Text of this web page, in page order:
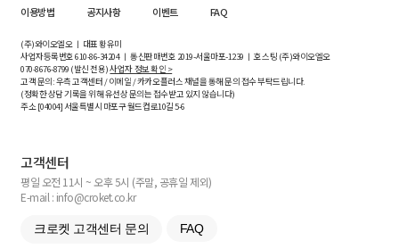
이용방법
공지사항 이벤트 FAQ
(주)와이오엘오 ㅣ 대표 황유미
사업자등록번호610-86-34204ㅣ 통신판매번호 2019-서울마포-1239 ㅣ 호스팅 (주)와이오엘오
070-8676-8799 (발신 전용)사업자 정보 확인 >
고객 문의: 우측 고객센터 / 이메일 / 카카오플러스 채널을 통해 문의 접수 부탁드립니다.
(정확한 상담 기록을 위해 유선상 문의는 접수받고 있지 않습니다)
주소 [04004] 서울특별시 마포구 월드컵로10길5-6
고객센터
평일 오전 11시 ~ 오후 5시 (주말, 공휴일 제외)
E-mail : info@croket.co.kr
크로켓 고객센터 문의 FAQ